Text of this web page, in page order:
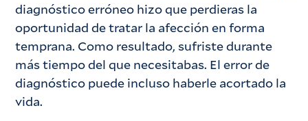
diagnóstico erróneo hizo que perdieras la
oportunidad de tratar la afección en forma
temprana. Como resultado, sufriste durante
más tiempo del que necesitabas. El error de
diagnóstico puede incluso haberle acortado la
vida.